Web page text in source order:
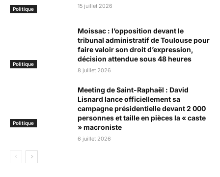
Politique 15 juillet 2026
Politique
Moissac : l’opposition devant le
tribunal administratif de Toulouse pour
faire valoir son droit d’expression,
décision attendue sous 48 heures
8 juillet 2026
Politique
Meeting de Saint-Raphaël : David
Lisnard lance officiellement sa
campagne présidentielle devant 2 000
personnes et taille en pièces la « caste
» macroniste
6 juillet 2026